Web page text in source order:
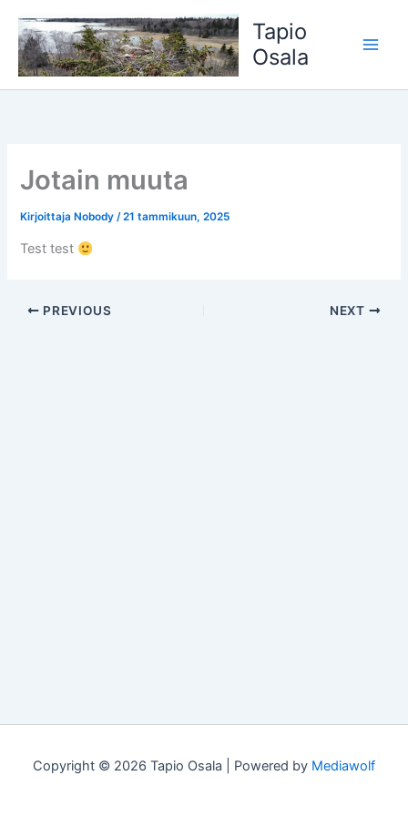
sisältöön
Tapio
Osala
Jotain muuta
KirjoittajaNobody /21 tammikuun, 2025
Test test
PREVIOUS NEXT
Copyright © 2026 Tapio Osala | Powered by Mediawolf